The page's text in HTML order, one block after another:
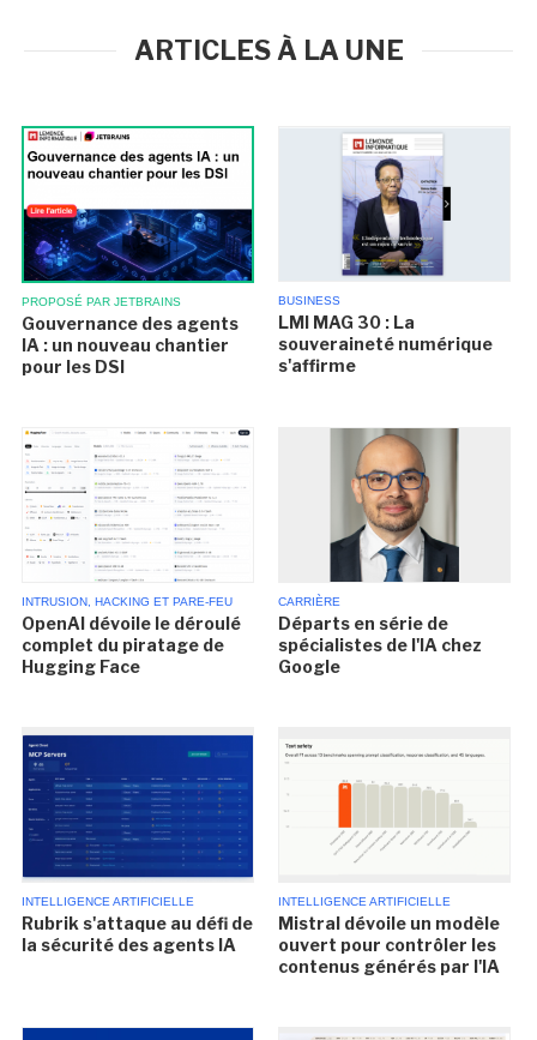
ARTICLES À LA UNE
PROPOSÉ PAR JETBRAINS
Gouvernance des agents
IA : un nouveau chantier
pour les DSI
BUSINESS
LMI MAG 30 : La
souveraineté numérique
s'affirme
INTRUSION, HACKING ET PARE-FEU
OpenAI dévoile le déroulé
complet du piratage de
Hugging Face
CARRIÈRE
Départs en série de
spécialistes de l'IA chez
Google
INTELLIGENCE ARTIFICIELLE
Rubrik s'attaque au défi de
la sécurité des agents IA
INTELLIGENCE ARTIFICIELLE
Mistral dévoile un modèle
ouvert pour contrôler les
contenus générés par l'IA